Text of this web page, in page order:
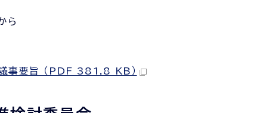
ら
事要旨 （PDF 381.8 KB）